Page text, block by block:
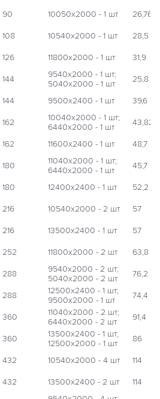
90 10050х2000 - 1 шт 26,76
108 10540х2000 - 1 шт 28,5
126 11800х2000 - 1 шт 31,9
144
9540х2000 - 1 шт;
5040х2000 - 1 шт
25,8
144 9500х2400 - 1 шт 39,6
162
10040х2000 - 1 шт;
6440х2000 - 1 шт
43,82
162 11600х2400 - 1 шт 48,7
180
11040х2000 - 1 шт;
6440х2000 - 1 шт
45,7
180 12400х2400 - 1 шт 52,2
216 10540х2000 - 2 шт 57
216 13500х2400 - 1 шт 57
252 11800х2000 - 2 шт 63,8
288
9540х2000 - 2 шт;
5040х2000 - 2 шт
76,2
288
12500х2400 - 1 шт;
9500х2000 - 1 шт
74,4
360
11040х2000 - 2 шт;
6440х2000 - 2 шт
91,4
360
13500х2400 - 1 шт;
12500х2000 - 1 шт
86
432 10540х2000 - 4 шт 114
432 13500х2400 - 2 шт 114